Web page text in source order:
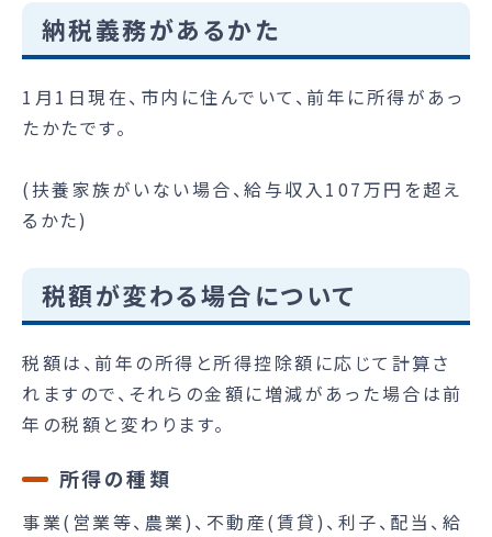
納税義務があるかた
1月1日現在、市内に住んでいて、前年に所得があっ
たかたです。
(扶養家族がいない場合、給与収入107万円を超え
るかた)
税額が変わる場合について
税額は、前年の所得と所得控除額に応じて計算さ
れますので、それらの金額に増減があった場合は前
年の税額と変わります。
所得の種類
事業(営業等、農業)、不動産(賃貸)、利子、配当、給